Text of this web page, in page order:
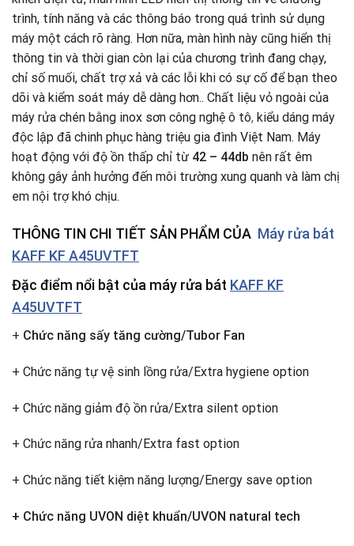
trình, tính năng và các thông báo trong quá trình sử dụng
máy một cách rõ ràng. Hơn nữa, màn hình này cũng hiển thị
thông tin và thời gian còn lại của chương trình đang chạy,
chỉ số muối, chất trợ xả và các lỗi khi có sự cố để bạn theo
dõi và kiểm soát máy dễ dàng hơn.. Chất liệu vỏ ngoài của
máy rửa chén bằng inox sơn công nghệ ô tô, kiểu dáng máy
độc lập đã chinh phục hàng triệu gia đình Việt Nam. Máy
hoạt động với độ ồn thấp chỉ từ 42 – 44db nên rất êm
không gây ảnh hưởng đến môi trường xung quanh và làm chị
em nội trợ khó chịu.
THÔNG TIN CHI TIẾT SẢN PHẨM CỦA Máy rửa bát
KAFF KF A45UVTFT
Đặc điểm nổi bật của máy rửa bát KAFF KF
A45UVTFT
+ Chức năng sấy tăng cường/Tubor Fan
+ Chức năng tự vệ sinh lồng rửa/Extra hygiene option
+ Chức năng giảm độ ồn rửa/Extra silent option
+ Chức năng rửa nhanh/Extra fast option
+ Chức năng tiết kiệm năng lượng/Energy save option
+ Chức năng UVON diệt khuẩn/UVON natural tech